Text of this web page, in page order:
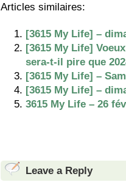
Articles similaires:
[3615 My Life] –
[3615 My Life]
sera-t-il pire que
[3615 My Life] –
[3615 My Life] –
3615 My Life – 26
Leave a Reply